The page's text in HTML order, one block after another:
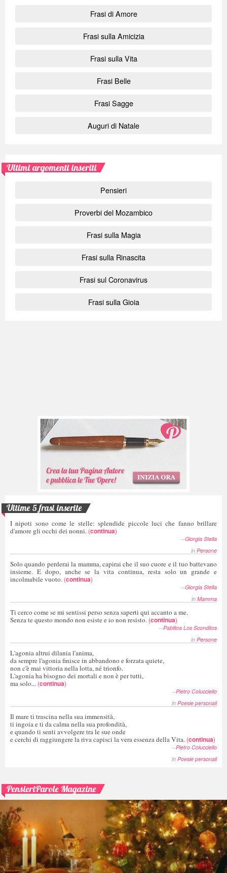
Frasi di Amore
Frasi sulla Amicizia
Frasi sulla Vita
Frasi Belle
Frasi Sagge
Auguri di Natale
Ultimi argomenti inseriti
Pensieri
Proverbi del Mozambico
Frasi sulla Magia
Frasi sulla Rinascita
Frasi sul Coronavirus
Frasi sulla Gioia
Ultime 5 frasi inserite
I nipoti sono come le stelle: splendide piccole luci che fanno brillare
d'amore gli occhi dei nonni. (continua)
--Giorgia Stella
in Persone
Solo quando perderai la mamma, capirai che il suo cuore e il tuo battevano
insieme. E dopo, anche se la vita continua, resta solo un grande e
incolmabile vuoto. (continua)
--Giorgia Stella
in Mamma
Ti cerco come se mi sentissi perso senza saperti qui accanto a me.
Senza te questo mondo non esiste e io non resisto. (continua)
--Pablitos Los Sconditos
in Persone
L'agonia altrui dilania l'anima,
da sempre l'agonia finisce in abbandono e forzata quiete,
non c'è mai vittoria nella lotta, né trionfo.
L'agonia ha bisogno dei mortali e non è per tutti,
ma solo... (continua)
--Pietro Colucciello
in Poesie personali
Il mare ti trascina nella sua immensità,
ti ingoia e ti da calma nella sua profondità,
e quando ti senti avvolgere tra le sue onde
e cerchi di raggiungere la riva capisci la vera essenza della Vita. (continua)
--Pietro Colucciello
in Poesie personali
PensieriParole Magazine